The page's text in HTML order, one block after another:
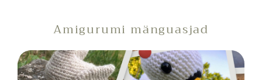
Amigurumi mänguasjad